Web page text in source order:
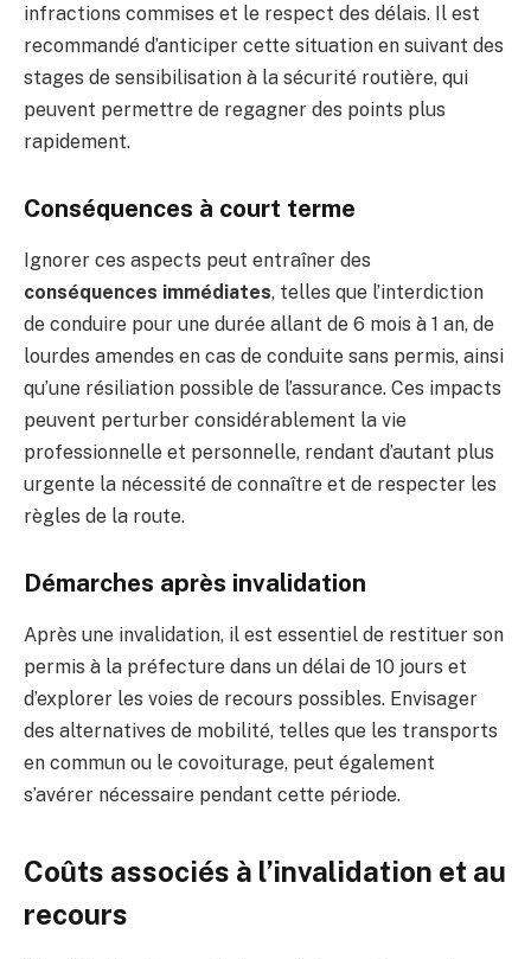
infractions commises et le respect des délais. Il est
recommandé d’anticiper cette situation en suivant des
stages de sensibilisation à la sécurité routière, qui
peuvent permettre de regagner des points plus
rapidement.
Conséquences à court terme
Ignorer ces aspects peut entraîner des
conséquences immédiates, telles que l’interdiction
de conduire pour une durée allant de 6 mois à 1 an, de
lourdes amendes en cas de conduite sans permis, ainsi
qu’une résiliation possible de l’assurance. Ces impacts
peuvent perturber considérablement la vie
professionnelle et personnelle, rendant d’autant plus
urgente la nécessité de connaître et de respecter les
règles de la route.
Démarches après invalidation
Après une invalidation, il est essentiel de restituer son
permis à la préfecture dans un délai de 10 jours et
d’explorer les voies de recours possibles. Envisager
des alternatives de mobilité, telles que les transports
en commun ou le covoiturage, peut également
s’avérer nécessaire pendant cette période.
Coûts associés à l’invalidation et au
recours